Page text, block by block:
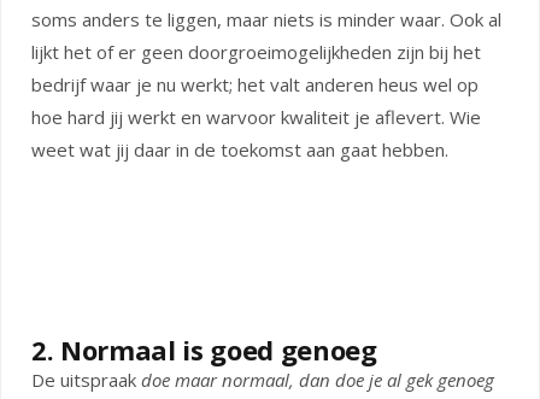
soms anders te liggen, maar niets is minder waar. Ook al
lijkt het of er geen doorgroeimogelijkheden zijn bij het
bedrijf waar je nu werkt; het valt anderen heus wel op
hoe hard jij werkt en warvoor kwaliteit je aflevert. Wie
weet wat jij daar in de toekomst aan gaat hebben.
2. Normaal is goed genoeg
De uitspraak doe maar normaal, dan doe je al gek genoeg